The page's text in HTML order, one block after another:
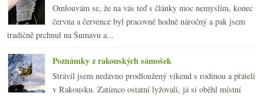
Omlouvám se, že na vás teď s články moc nemyslím, konec
června a července byl pracovně hodně náročný a pak jsem
tradičně prchnul na Šumavu a...
Poznámky z rakouských sámošek
Strávil jsem nedávno prodloužený víkend s rodinou a přáteli
v Rakousku. Zatímco ostatní lyžovali, já si oběhl místní